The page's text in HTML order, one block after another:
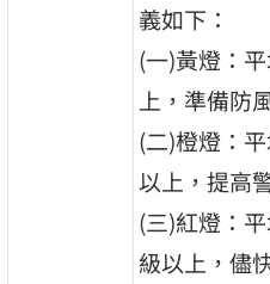
義如下：
(一)黃燈：
上，準備防
(二)橙燈：
以上，提高
(三)紅燈：
級以上，儘